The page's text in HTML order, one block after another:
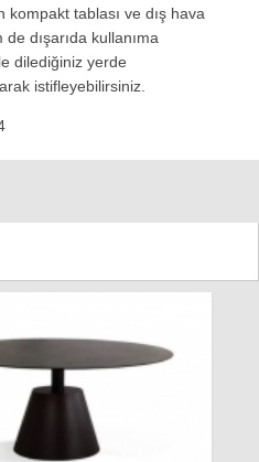
kompakt tablası ve dış hava
dışarıda kullanıma
dilediğiniz yerde
istifleyebilirsiniz.